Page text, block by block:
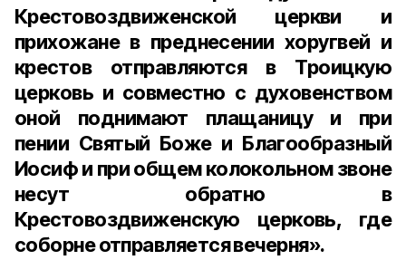
Крестовоздвиженской церкви и
прихожане в преднесении хоругвей и
крестов отправляются в Троицкую
церковь и совместно с духовенством
оной поднимают плащаницу и при
пении Святый Боже и Благообразный
Иосиф и при общем колокольном звоне
несут обратно в
Крестовоздвиженскую церковь, где
соборне отправляется вечерня».